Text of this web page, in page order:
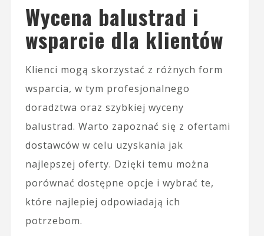
Wycena balustrad i
wsparcie dla klientów
Klienci mogą skorzystać z różnych form
wsparcia, w tym profesjonalnego
doradztwa oraz szybkiej wyceny
balustrad. Warto zapoznać się z ofertami
dostawców w celu uzyskania jak
najlepszej oferty. Dzięki temu można
porównać dostępne opcje i wybrać te,
które najlepiej odpowiadają ich
potrzebom.